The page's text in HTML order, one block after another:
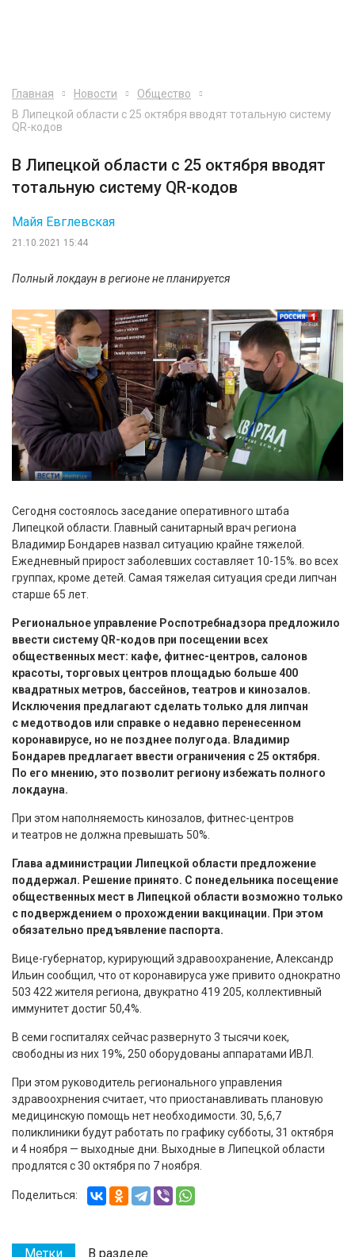
Главная Новости
Общество
В Липецкой области с 25 октября вводят тотальную систему
QR-кодов
В Липецкой области с 25 октября вводят
тотальную систему QR-кодов
21.10.2021 15:44
Майя Евглевская
Полный локдаун в регионе не планируется
Сегодня состоялось заседание оперативного штаба
Липецкой области. Главный санитарный врач региона
Владимир Бондарев назвал ситуацию крайне тяжелой.
Ежедневный прирост заболевших составляет 10-15%. во всех
группах, кроме детей. Самая тяжелая ситуация среди липчан
старше 65 лет.
Региональное управление Роспотребнадзора предложило
ввести систему QR-кодов при посещении всех
общественных мест: кафе, фитнес-центров, салонов
красоты, торговых центров площадью больше 400
квадратных метров, бассейнов, театров и кинозалов.
Исключения предлагают сделать только для липчан
с медотводов или справке о недавно перенесенном
коронавирусе, но не позднее полугода. Владимир
Бондарев предлагает ввести ограничения с 25 октября.
По его мнению, это позволит региону избежать полного
локдауна.
При этом наполняемость кинозалов, фитнес-центров
и театров не должна превышать 50%.
Глава администрации Липецкой области предложение
поддержал. Решение принято. С понедельника посещение
общественных мест в Липецкой области возможно только
с подверждением о прохождении вакцинации. При этом
обязательно предъявление паспорта.
Вице-губернатор, курирующий здравоохранение, Александр
Ильин сообщил, что от коронавируса уже привито однократно
503 422 жителя региона, двукратно 419 205, коллективный
иммунитет достиг 50,4%.
В семи госпиталях сейчас развернуто 3 тысячи коек,
свободны из них 19%, 250 оборудованы аппаратами ИВЛ.
При этом руководитель регионального управления
здравоохрнения считает, что приостанавливать плановую
медицинскую помощь нет необходимости. 30, 5,6,7
поликлиники будут работать по графику субботы, 31 октября
и 4 ноября — выходные дни. Выходные в Липецкой области
продлятся с 30 октября по 7 ноября.
Поделиться:
Метки В разделе